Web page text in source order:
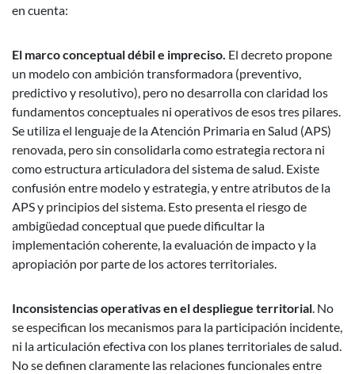
en cuenta:
El marco conceptual débil e impreciso. El decreto propone
un modelo con ambición transformadora (preventivo,
predictivo y resolutivo), pero no desarrolla con claridad los
fundamentos conceptuales ni operativos de esos tres pilares.
Se utiliza el lenguaje de la Atención Primaria en Salud (APS)
renovada, pero sin consolidarla como estrategia rectora ni
como estructura articuladora del sistema de salud. Existe
confusión entre modelo y estrategia, y entre atributos de la
APS y principios del sistema. Esto presenta el riesgo de
ambigüedad conceptual que puede dificultar la
implementación coherente, la evaluación de impacto y la
apropiación por parte de los actores territoriales.
Inconsistencias operativas en el despliegue territorial. No
se especifican los mecanismos para la participación incidente,
ni la articulación efectiva con los planes territoriales de salud.
No se definen claramente las relaciones funcionales entre